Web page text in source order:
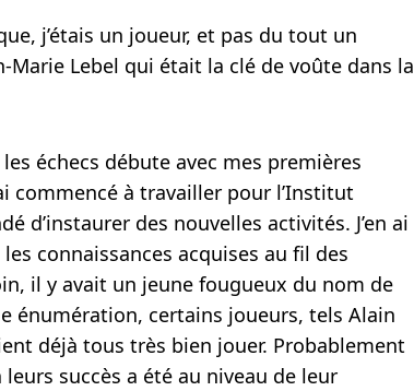
j’étais un joueur, et pas du tout un
Marie Lebel qui était la clé de voûte dans la
échecs débute avec mes premières
commencé à travailler pour l’Institut
d’instaurer des nouvelles activités. J’en ai
connaissances acquises au fil des
il y avait un jeune fougueux du nom de
énumération, certains joueurs, tels Alain
déjà tous très bien jouer. Probablement
succès a été au niveau de leur